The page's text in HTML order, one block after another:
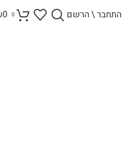
התחבר \ הרשם 0
0